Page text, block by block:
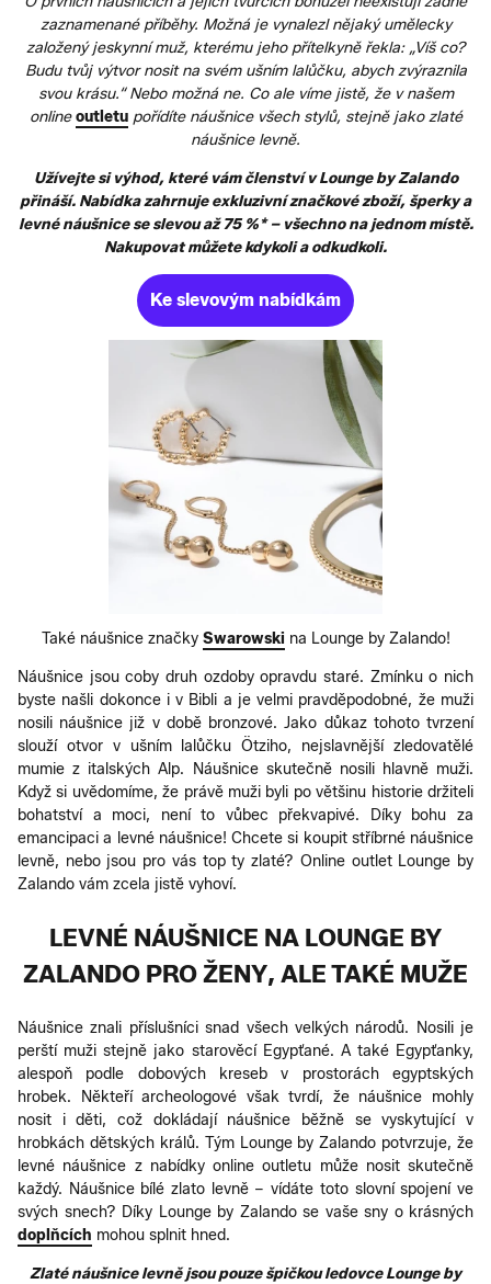
zaznamenané příběhy. Možná je vynalezl nějaký umělecky
založený jeskynní muž, kterému jeho přítelkyně řekla: „Víš co?
Budu tvůj výtvor nosit na svém ušním lalůčku, abych zvýraznila
svou krásu.“ Nebo možná ne. Co ale víme jistě, že v našem
onlineoutletupořídíte náušnice všech stylů, stejně jako zlaté
náušnice levně.
Užívejte si výhod, které vám členství v Lounge by Zalando
přináší. Nabídka zahrnuje exkluzivní značkové zboží, šperky a
levné náušnice se slevou až 75 %* – všechno na jednom místě.
Nakupovat můžete kdykoli a odkudkoli.
Ke slevovým nabídkám
Také náušnice značky Swarowski na Lounge by Zalando!
Náušnice jsou coby druh ozdoby opravdu staré. Zmínku o nich
byste našli dokonce i v Bibli a je velmi pravděpodobné, že muži
nosili náušnice již v době bronzové. Jako důkaz tohoto tvrzení
slouží otvor v ušním lalůčku Ötziho, nejslavnější zledovatělé
mumie z italských Alp. Náušnice skutečně nosili hlavně muži.
Když si uvědomíme, že právě muži byli po většinu historie držiteli
bohatství a moci, není to vůbec překvapivé. Díky bohu za
emancipaci a levné náušnice! Chcete si koupit stříbrné náušnice
levně, nebo jsou pro vás top ty zlaté? Online outlet Lounge by
Zalando vám zcela jistě vyhoví.
LEVNÉ NÁUŠNICE NA LOUNGE BY
ZALANDO PRO ŽENY, ALE TAKÉ MUŽE
Náušnice znali příslušníci snad všech velkých národů. Nosili je
perští muži stejně jako starověcí Egypťané. A také Egypťanky,
alespoň podle dobových kreseb v prostorách egyptských
hrobek. Někteří archeologové však tvrdí, že náušnice mohly
nosit i děti, což dokládají náušnice běžně se vyskytující v
hrobkách dětských králů. Tým Lounge by Zalando potvrzuje, že
levné náušnice z nabídky online outletu může nosit skutečně
každý. Náušnice bílé zlato levně – vídáte toto slovní spojení ve
svých snech? Díky Lounge by Zalando se vaše sny o krásných
doplňcích mohou splnit hned.
Zlaté náušnice levně jsou pouze špičkou ledovce Lounge by